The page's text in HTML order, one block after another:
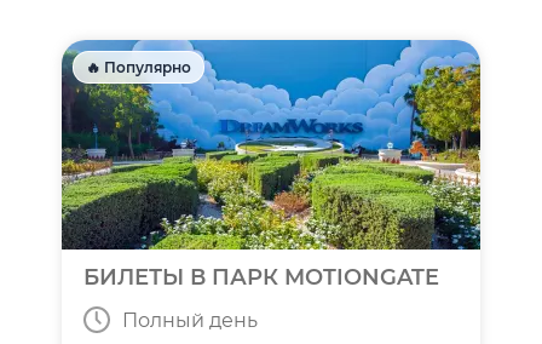
🔥 Популярно
БИЛЕТЫ В ПАРК MOTIONGATE
Полный день